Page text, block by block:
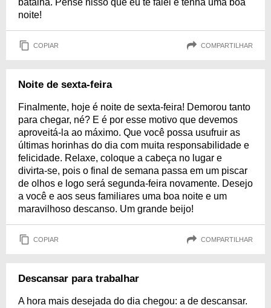
batalha. Pense nisso que eu te falei e tenha uma boa
noite!
COPIAR COMPARTILHAR
Noite de sexta-feira
Finalmente, hoje é noite de sexta-feira! Demorou tanto
para chegar, né? E é por esse motivo que devemos
aproveitá-la ao máximo. Que você possa usufruir as
últimas horinhas do dia com muita responsabilidade e
felicidade. Relaxe, coloque a cabeça no lugar e
divirta-se, pois o final de semana passa em um piscar
de olhos e logo será segunda-feira novamente. Desejo
a você e aos seus familiares uma boa noite e um
maravilhoso descanso. Um grande beijo!
COPIAR COMPARTILHAR
Descansar para trabalhar
A hora mais desejada do dia chegou: a de descansar.